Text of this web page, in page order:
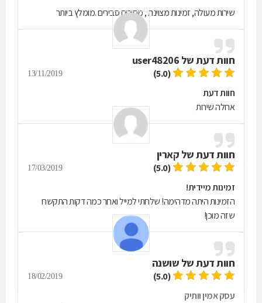
שירות מעולה, זמינות מצוינת , מחירים סבירים .מומלץ ביותר
חוות דעת של user48206
(5.0)
13/11/2019
חוות דעת
אחלה שירות
חוות דעת של קארין
(5.0)
17/03/2019
זמינות מיידית!
הזמינות היתה מדהימה! שלחתי למייל ואחר כמה דקות התקשרו
שזה מוכן!
חוות דעת של שושנה
(5.0)
18/02/2019
עסק אמין וותיק